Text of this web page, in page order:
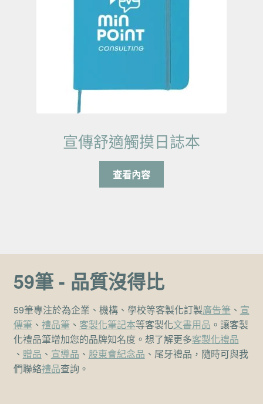
宣傳舒適觸摸日誌本
查看內容
59筆 - 品質沒得比
59筆專注於為企業、機構、學校等客製化訂製廣告筆、 宣
傳筆、 禮品筆、 客製化筆記本等客製化文書用品 。讓客製
化禮品筆增加您的品牌知名度。想了解更多客製化禮品
、 贈品 、 宣導品 、 股東會紀念品 、尾牙禮品，隨時可與我
們聯絡禮品查詢。